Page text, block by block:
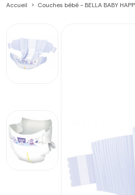
Accueil Couches bébé - BELLA BABY